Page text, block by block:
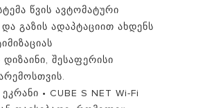
წვის ავტომატური
გაზის ადაპტაციით ახდენს
დიზაინი, შესაფერისი
• CUBE S NET Wi-Fi